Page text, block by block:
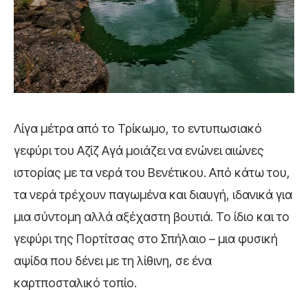
Λίγα μέτρα από το Τρίκωμο, το εντυπωσιακό
γεφύρι του Αζίζ Αγά μοιάζει να ενώνει αιώνες
ιστορίας με τα νερά του Βενέτικου. Από κάτω του,
τα νερά τρέχουν παγωμένα και διαυγή, ιδανικά για
μια σύντομη αλλά αξέχαστη βουτιά. Το ίδιο και το
γεφύρι της Πορτίτσας στο Σπήλαιο – μια φυσική
αψίδα που δένει με τη λίθινη, σε ένα
καρτποσταλικό τοπίο.